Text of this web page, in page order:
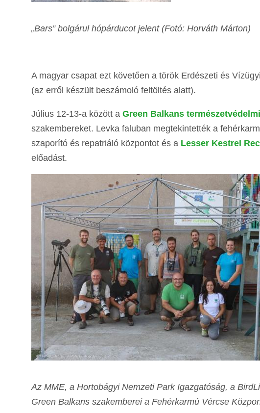
„Bars” bolgárul hópárducot jelent (Fotó: Horváth Márton)
A magyar csapat ezt követően a török Erdészeti és
(az erről készült beszámoló feltöltés alatt).
Július 12-13-a között a Green Balkans
szakembereket. Levka faluban megtekintették a
szaporító és repatriáló központot és a Lesser Kestrel
előadást.
Az MME, a Hortobágyi Nemzeti Park Igazgatóság, a
Green Balkans szakemberei a Fehérkarmú Vércse